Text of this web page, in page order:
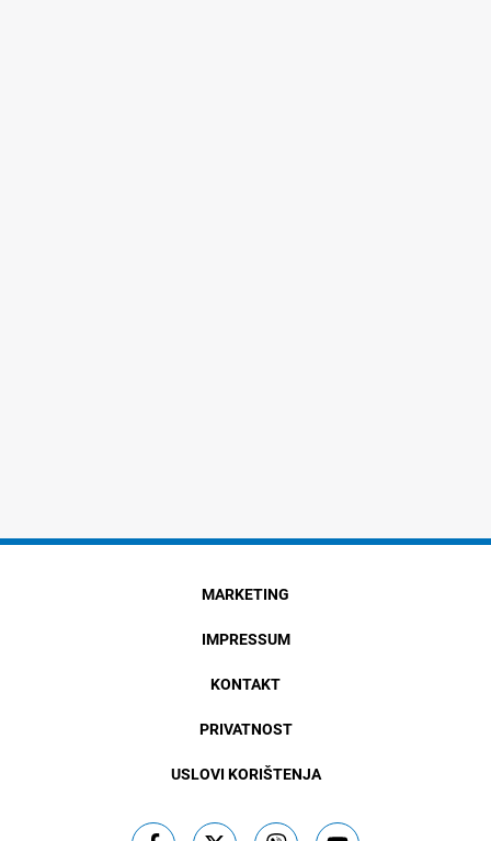
MARKETING
IMPRESSUM
KONTAKT
PRIVATNOST
USLOVI KORIŠTENJA